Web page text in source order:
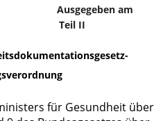
Ausgegeben am
Teil II
für Gesundheit über